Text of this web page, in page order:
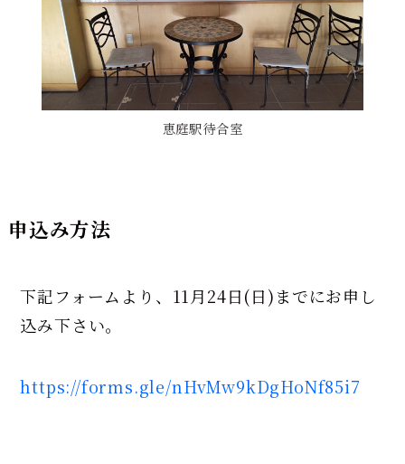
恵庭駅待合室
申込み方法
下記フォームより、11月24日(日)までにお申し
込み下さい。
https://forms.gle/nHvMw9kDgHoNf85i7